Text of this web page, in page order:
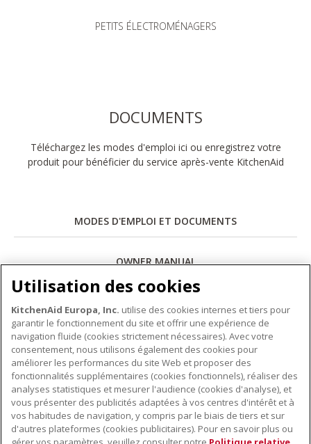
PETITS ÉLECTROMÉNAGERS
DOCUMENTS
Téléchargez les modes d'emploi ici ou enregistrez votre
produit pour bénéficier du service après-vente KitchenAid
MODES D'EMPLOI ET DOCUMENTS
OWNER MANUAL
Télécharger
À PROPOS DE KITCHENAID
À propos de KitchenAid
Histoire de la marque
NOS PRODUITS
Utilisation des cookies
KitchenAid Europa, Inc. utilise des cookies internes et tiers pour
garantir le fonctionnement du site et offrir une expérience de
navigation fluide (cookies strictement nécessaires). Avec votre
consentement, nous utilisons également des cookies pour
améliorer les performances du site Web et proposer des
fonctionnalités supplémentaires (cookies fonctionnels), réaliser des
analyses statistiques et mesurer l'audience (cookies d'analyse), et
vous présenter des publicités adaptées à vos centres d'intérêt et à
vos habitudes de navigation, y compris par le biais de tiers et sur
d'autres plateformes (cookies publicitaires). Pour en savoir plus ou